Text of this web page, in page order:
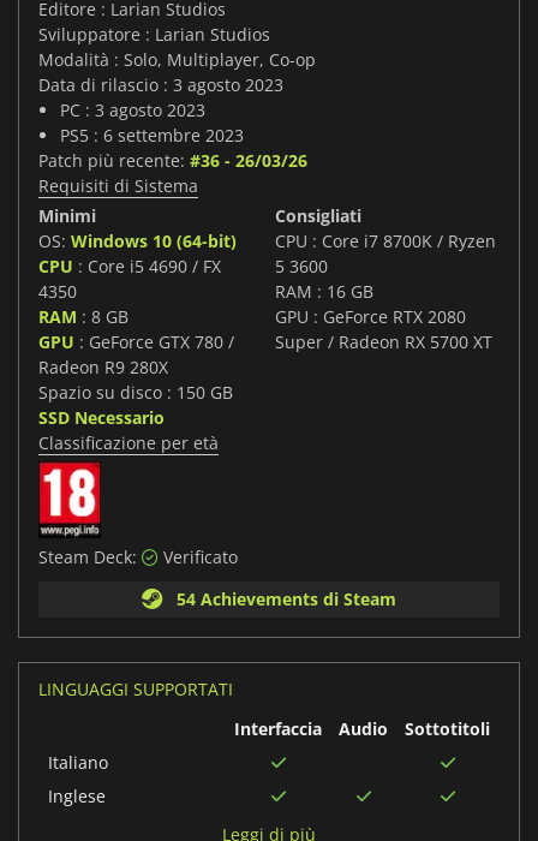
Editore : Larian Studios
Sviluppatore : Larian Studios
Modalità : Solo, Multiplayer, Co-op
Data di rilascio : 3 agosto 2023
PC : 3 agosto 2023
PS5 : 6 settembre 2023
Patch più recente: #36 - 26/03/26
Requisiti di Sistema
Minimi
OS: Windows 10 (64-bit)
CPU : Core i5 4690 / FX
4350
RAM : 8 GB
GPU : GeForce GTX 780 /
Radeon R9 280X
Spazio su disco : 150 GB
SSD Necessario
Consigliati
CPU : Core i7 8700K / Ryzen
5 3600
RAM : 16 GB
GPU : GeForce RTX 2080
Super / Radeon RX 5700 XT
Classificazione per età
Steam Deck:
Verificato
54 Achievements di Steam
LINGUAGGI SUPPORTATI
Interfaccia
Audio
Sottotitoli
Italiano
Inglese
Leggi di più